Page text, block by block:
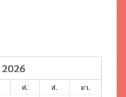
ศ. ส.
อา.